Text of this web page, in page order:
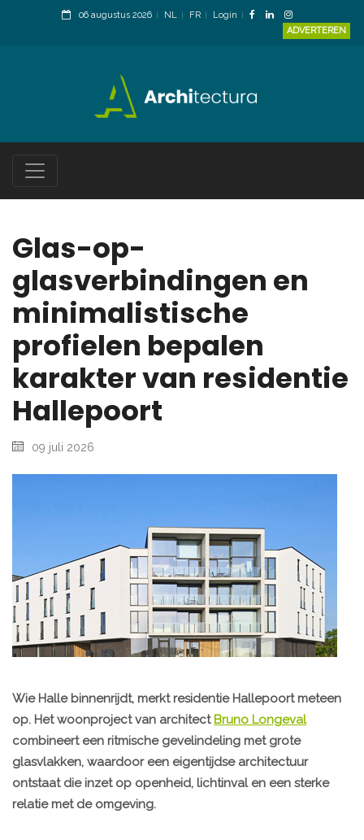
06 augustus 2026 NL FR
Login
ADVERTEREN
Glas-op-
glasverbindingen en
minimalistische
profielen bepalen
karakter van residentie
Hallepoort
09 juli 2026
Wie Halle binnenrijdt, merkt residentie Hallepoort meteen
op. Het woonproject van architect Bruno Longeval
combineert een ritmische gevelindeling met grote
glasvlakken, waardoor een eigentijdse architectuur
ontstaat die inzet op openheid, lichtinval en een sterke
relatie met de omgeving.